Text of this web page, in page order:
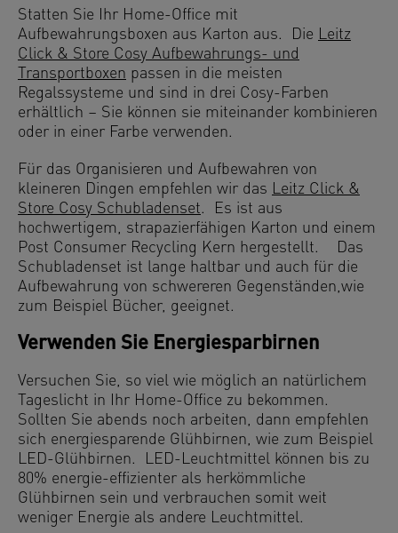
Statten Sie Ihr Home-Office mit
Aufbewahrungsboxen aus Karton aus. Die Leitz
Click & Store Cosy Aufbewahrungs- und
Transportboxen passen in die meisten
Regalssysteme und sind in drei Cosy-Farben
erhältlich – Sie können sie miteinander kombinieren
oder in einer Farbe verwenden.
Für das Organisieren und Aufbewahren von
kleineren Dingen empfehlen wir das Leitz Click &
Store Cosy Schubladenset. Es ist aus
hochwertigem, strapazierfähigen Karton und einem
Post Consumer Recycling Kern hergestellt. Das
Schubladenset ist lange haltbar und auch für die
Aufbewahrung von schwereren Gegenständen,wie
zum Beispiel Bücher, geeignet.
Verwenden Sie Energiesparbirnen
Versuchen Sie, so viel wie möglich an natürlichem
Tageslicht in Ihr Home-Office zu bekommen.
Sollten Sie abends noch arbeiten, dann empfehlen
sich energiesparende Glühbirnen, wie zum Beispiel
LED-Glühbirnen. LED-Leuchtmittel können bis zu
80% energie-effizienter als herkömmliche
Glühbirnen sein und verbrauchen somit weit
weniger Energie als andere Leuchtmittel.